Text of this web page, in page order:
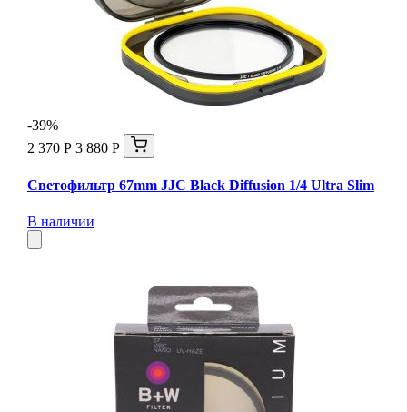
-39%
2 370 Р 3 880 Р
Светофильтр 67mm JJC Black Diffusion 1/4 Ultra Slim
В наличии